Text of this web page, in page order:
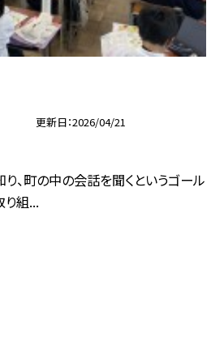
更新日 2026/04/21
、町の中の会話を聞くというゴール
り組...